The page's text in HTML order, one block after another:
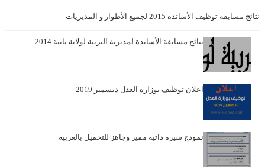
نتائج مسابقة توظيف الأساتذة 2015 لجميع الأطوار و المديريات
نتائج مسابقة الأساتذة لمديرية التربية لولاية باتنة 2014
اعلان توظيف بوزارة العدل ديسمبر 2019
نموذج سيرة ذاتية مميز وجاهز للتحميل بالعربية